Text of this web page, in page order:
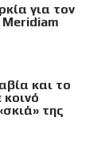
για τον
και το
της